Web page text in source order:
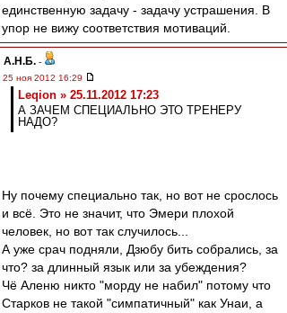
единственную задачу - задачу устрашения. В
упор не вижу соответствия мотиваций.
А.Н.Б. -
25 ноя 2012 16:29
Leqion » 25.11.2012 17:23
А ЗАЧЕМ СПЕЦИАЛЬНО ЭТО ТРЕНЕРУ
НАДО?
Ну почему специально так, но вот не срослось
и всё. Это не значит, что Эмери плохой
человек, но вот так случилось...
А уже срач подняли, Дзюбу бить собрались, за
что? за длинный язык или за убеждения?
Чё Аленю никто "морду не набил" потому что
Старков не такой "симпатичный" как Унаи, а